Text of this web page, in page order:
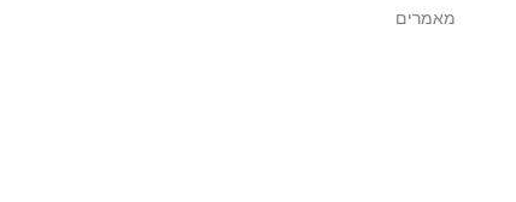
מאמרים